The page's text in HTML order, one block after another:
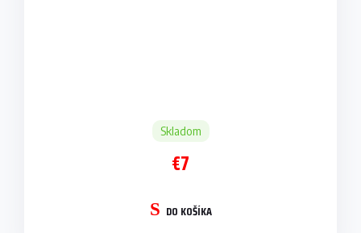
Skladom
€7
DO KOŠÍKA